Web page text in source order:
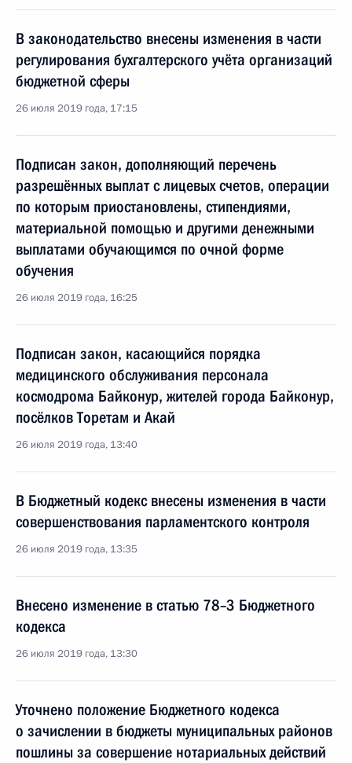
В законодательство внесены изменения в части
регулирования бухгалтерского учёта организаций
бюджетной сферы
26 июля 2019 года, 17:15
Подписан закон, дополняющий перечень
разрешённых выплат с лицевых счетов, операции
по которым приостановлены, стипендиями,
материальной помощью и другими денежными
выплатами обучающимся по очной форме
обучения
26 июля 2019 года, 16:25
Подписан закон, касающийся порядка
медицинского обслуживания персонала
космодрома Байконур, жителей города Байконур,
посёлков Торетам и Акай
26 июля 2019 года, 13:40
В Бюджетный кодекс внесены изменения в части
совершенствования парламентского контроля
26 июля 2019 года, 13:35
Внесено изменение в статью 78–3 Бюджетного
кодекса
26 июля 2019 года, 13:30
Уточнено положение Бюджетного кодекса
о зачислении в бюджеты муниципальных районов
пошлины за совершение нотариальных действий